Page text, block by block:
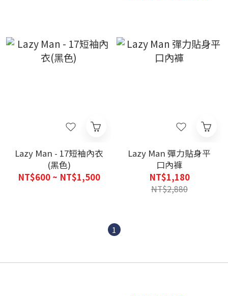
Lazy Man - 17短袖內衣
(黑色)
NT$600 ~ NT$1,500
Lazy Man 彈力貼身平
口內褲
NT$1,180
NT$2,880
1